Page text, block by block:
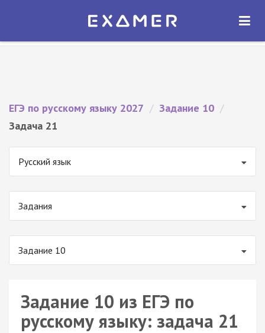
Экзамер — ЕГЭ 2027
ОТКРЫТЬ
ЕГЭ по русскому языку 2027 / Задание 10 /
Задача 21
Русский язык
Задания
Задание 10
Задание 10 из ЕГЭ по
русскому языку: задача 21